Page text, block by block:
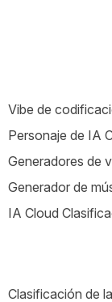
Vibe de
Personaje de IA
Generadores de
Generador de
IA Cloud
Clasificación de